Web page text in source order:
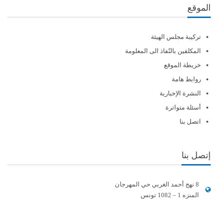
الموقع
تركيبة مجلس الهيئة
المكلفين بالنّفاذ الى المعلومة
خريطة الموقع
روابط هامة
النشرة الإخبارية
أسئلة متواترة
اتصل بنا
إتصل بنا
8 نهج أحمد الغربي حي المهرجان
المنزه 1 – 1082 تونس